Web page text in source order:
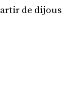
de dijous